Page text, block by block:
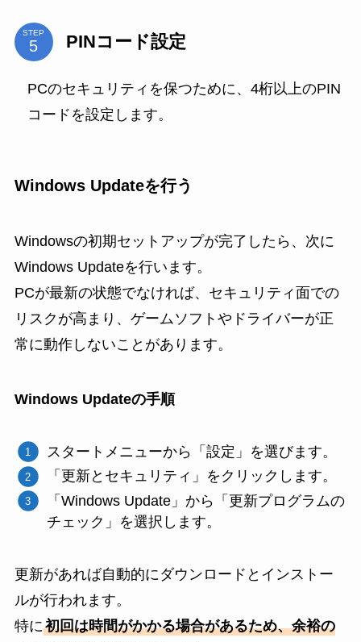
STEP PINコード設定
PCのセキュリティを保つために、4桁以上のPIN
コードを設定します。
Windows Updateを行う
Windowsの初期セットアップが完了したら、次に
Windows Updateを行います。
PCが最新の状態でなければ、セキュリティ面での
リスクが高まり、ゲームソフトやドライバーが正
常に動作しないことがあります。
Windows Updateの手順
スタートメニューから「設定」を選びます。
「更新とセキュリティ」をクリックします。
「Windows Update」から「更新プログラムの
チェック」を選択します。
更新があれば自動的にダウンロードとインストー
ルが行われます。
特に初回は時間がかかる場合があるため、余裕の